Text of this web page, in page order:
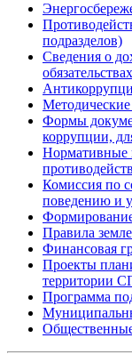
подразделов)
Сведения о
Формы
коррупции,
Нормативные
Комиссия по
поведению и
Правила
Финансовая
Проекты
территории
Программа